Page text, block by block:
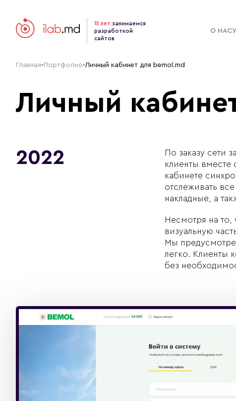
15 лет занимаемся
разработкой
сайтов
О НАС
Главная- Портфолио-Личный кабинет для bemol.md
Личный
2022
По заказу сети
клиенты вместе
кабинете
отслеживать
накладные, а
Несмотря на то,
визуальную
Мы
легко. Клиенты
без